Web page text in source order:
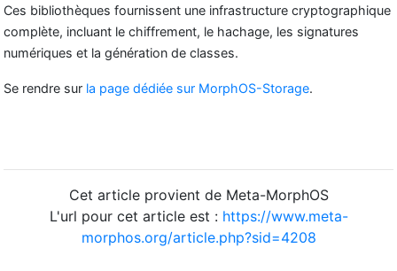
Ces bibliothèques fournissent une infrastructure cryptographique
complète, incluant le chiffrement, le hachage, les signatures
numériques et la génération de classes.
Se rendre sur la page dédiée sur MorphOS-Storage.
Cet article provient de Meta-MorphOS
L'url pour cet article est : https://www.meta-
morphos.org/article.php?sid=4208